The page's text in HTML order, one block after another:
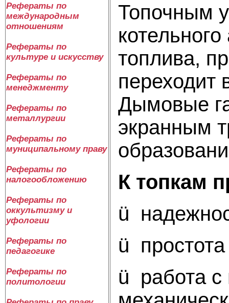
Рефераты по
международным
отношениям
Рефераты по
культуре и искусству
Рефераты по
менеджменту
Рефераты по
металлургии
Рефераты по
муниципальному праву
Рефераты по
налогообложению
Рефераты по
оккультизму и
уфологии
Рефераты по
педагогике
Рефераты по
политологии
Топочным
топлива,
переходит
Дымовые
экранным
К топкам
ü
ü простота
ü работа